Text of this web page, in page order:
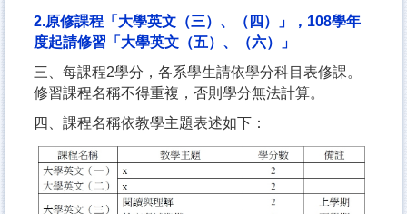
2.原修課程「大學英文（三）、（四）」，108學年
度起請修習「大學英文（五）、（六）」
三、每課程2學分，各系學生請依學分科目表修課。
修習課程名稱不得重複，否則學分無法計算。
四、課程名稱依教學主題表述如下：